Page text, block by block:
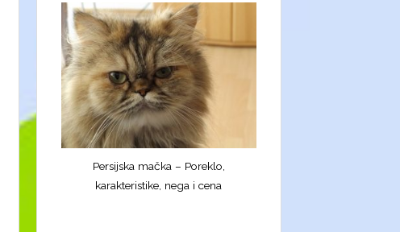
Persijska mačka – Poreklo,
karakteristike, nega i cena